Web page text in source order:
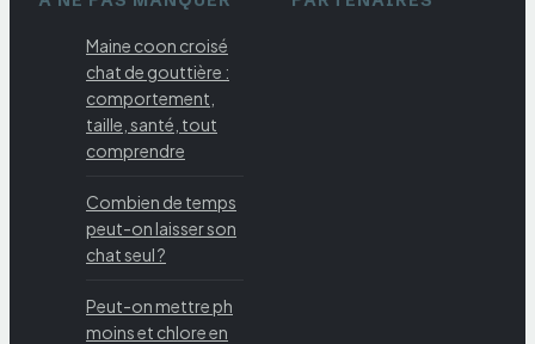
Maine coon croisé
chat de gouttière :
comportement,
taille, santé, tout
comprendre
Combien de temps
peut-on laisser son
chat seul ?
Peut-on mettre ph
moins et chlore en